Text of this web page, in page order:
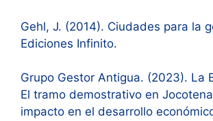
Gehl, J. (2014). Ciudades para la
Ediciones Infinito.
Grupo Gestor Antigua. (2023). La
El tramo demostrativo en
impacto en el desarrollo